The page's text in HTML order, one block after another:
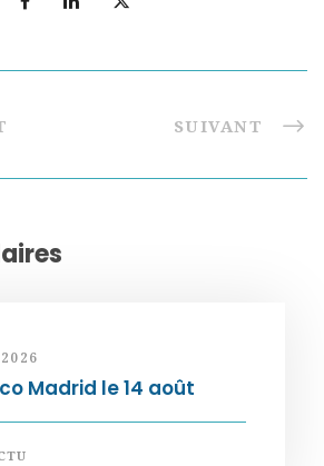
SUIVANT
Madrid le 14 août